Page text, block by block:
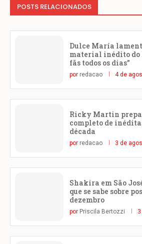
POSTS RELACIONADOS
Dulce María
material inédito do
fãs todos os dias”
por redacao 4 de
Ricky Martin
completo de
década
por redacao 3 de
Shakira em São
que se sabe sobre
dezembro
por Priscila Bertozzi